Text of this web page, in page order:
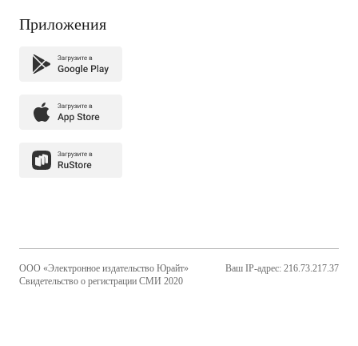
Приложения
ООО «Электронное издательство Юрайт»
Свидетельство о регистрации СМИ 2020
Ваш IP-адрес: 216.73.217.37